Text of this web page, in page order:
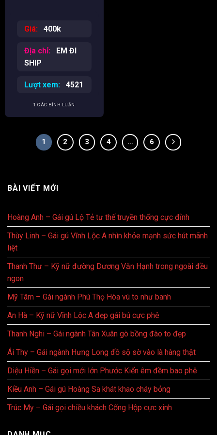
Giá: 400k
Địa chỉ:
EM ĐI
SHIP
Lượt xem: 4521
1 CÁC BÌNH LUẬN
1 2 3 4 … 6
BÀI VIẾT MỚI
Hoàng Anh – Gái gú Lộ Tẻ tư thế truyền thống cực đỉnh
Thùy Linh – Gái gú Vĩnh Lộc A nhìn khỏe mạnh sức hút mãnh
liệt
Thanh Thư – Kỹ nữ đường Dương Văn Hạnh trong ngoài đều
ngon
Mỹ Tâm – Gái ngành Phú Thọ Hòa vú to như banh
An Hà – Kỹ nữ Vĩnh Lộc A đẹp gái bú cực phê
Thanh Nghi – Gái ngành Tân Xuân gò bồng đào to đẹp
Ái Thy – Gái ngành Hưng Long đồ sộ sờ vào là hàng thật
Diệu Hiền – Gái gọi mới lớn Phước Kiển êm đềm bao phê
Kiều Anh – Gái gú Hoàng Sa khát khao cháy bỏng
Trúc My – Gái gọi chiều khách Cống Hộp cực xinh